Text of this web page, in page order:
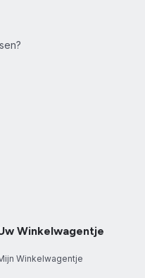
Winkelwagentje
Winkelwagentje